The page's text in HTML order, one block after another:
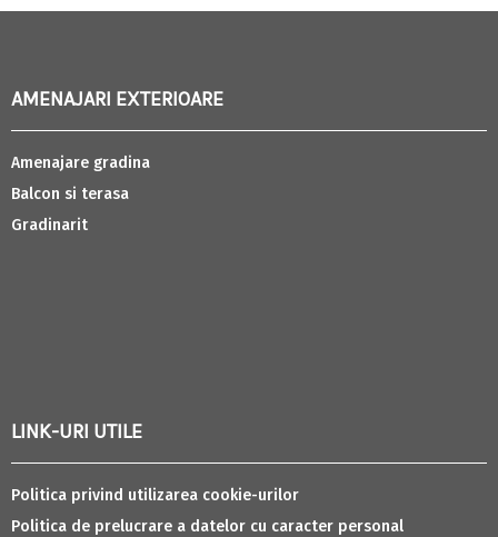
AMENAJARI EXTERIOARE
Amenajare gradina
Balcon si terasa
Gradinarit
LINK-URI UTILE
Politica privind utilizarea cookie-urilor
Politica de prelucrare a datelor cu caracter personal